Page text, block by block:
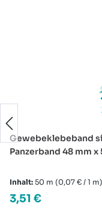
Gewebeklebeband
Panzerband 48 mm x
Inhalt: 50 m (0,07 € / 1 m)
Regulärer Preis:
3,51 €